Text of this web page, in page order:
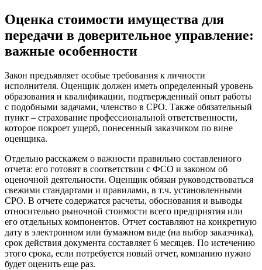
Оценка стоимости имущества для
передачи в доверительное управление:
важные особенности
Закон предъявляет особые требования к личности
исполнителя. Оценщик должен иметь определенный уровень
образования и квалификации, подтвержденный опыт работы
с подобными задачами, членство в СРО. Также обязательный
пункт – страхование профессиональной ответственности,
которое покроет ущерб, понесенный заказчиком по вине
оценщика.
Отдельно расскажем о важности правильно составленного
отчета: его готовят в соответствии с ФСО и законом об
оценочной деятельности. Оценщик обязан руководствоваться
свежими стандартами и правилами, в т.ч. установленными
СРО. В отчете содержатся расчеты, обоснования и выводы
относительно рыночной стоимости всего предприятия или
его отдельных компонентов. Отчет составляют на конкретную
дату в электронном или бумажном виде (на выбор заказчика),
срок действия документа составляет 6 месяцев. По истечению
этого срока, если потребуется новый отчет, компанию нужно
будет оценить еще раз.
Волжск
Волжский
Вологда
Волосово
Волхов
Вольск
Воркута
Воронеж
Воскресенск
Воткинск
Всеволожск
Выборг
Выкса
Вязники
Вязьма
Вятские Поляны
Гай
Гатчина